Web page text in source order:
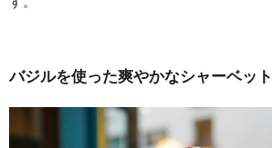
バジルを使った爽やかなシャーベッ